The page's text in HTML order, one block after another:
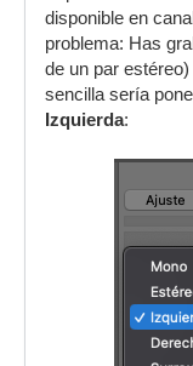
disponible en
problema: Has
de un par
sencilla sería
Izquierda: